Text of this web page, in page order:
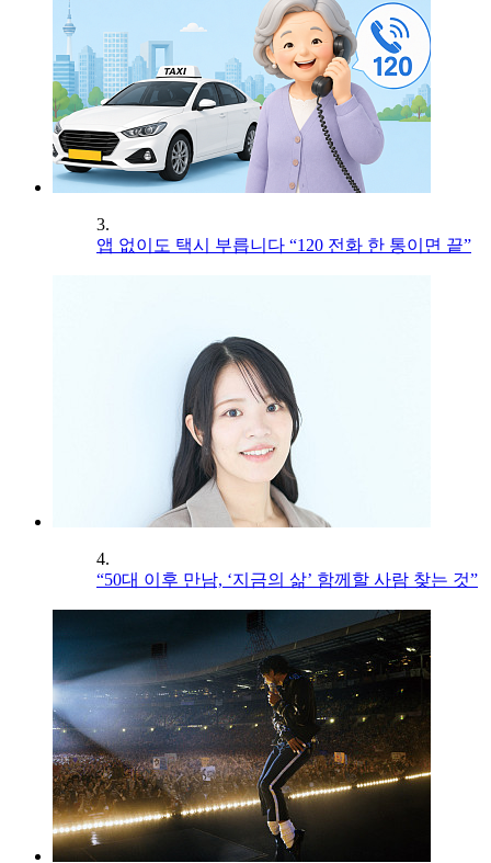
3.
앱 없이도 택시 부릅니다 “120 전화 한 통이면 끝”
4.
“50대 이후 만남, ‘지금의 삶’ 함께할 사람 찾는 것”